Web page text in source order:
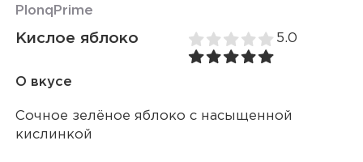
Plonq Prime
Кислое яблоко 5.0
О вкусе
Сочное зелёное яблоко с насыщенной
кислинкой